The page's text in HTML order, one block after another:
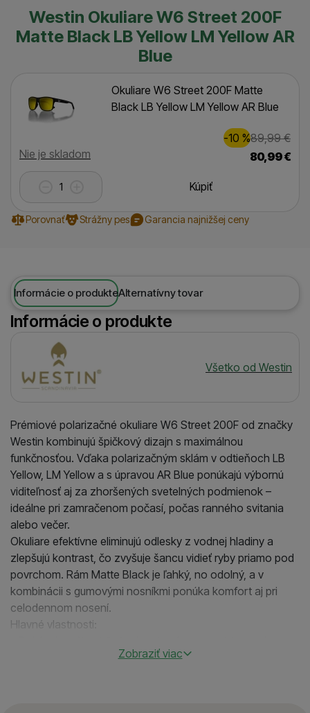
Westin Okuliare W6 Street 200F
Matte Black LB Yellow LM Yellow AR
Blue
Dostupnosť
Nie je skladom
Okuliare W6 Street 200F Matte
Black LB Yellow LM Yellow AR Blue
89,99€
Zľava
9,00€
(
-10 %
)
80,99€
Kúpiť
Porovnať Strážny pes Garancia najnižšej ceny
Informácie o produkteAlternatívny tovar
Informácie o produkte
Výrobca
Všetko od Westin
Prémiové polarizačné okuliare W6 Street 200F od značky
Westin kombinujú špičkový dizajn s maximálnou
funkčnosťou. Vďaka polarizačným sklám v odtieňoch LB
Yellow, LM Yellow a s úpravou AR Blue ponúkajú výbornú
viditeľnosť aj za zhoršených svetelných podmienok –
ideálne pri zamračenom počasí, počas ranného svitania
alebo večer.
Okuliare efektívne eliminujú odlesky z vodnej hladiny a
zlepšujú kontrast, čo zvyšuje šancu vidieť ryby priamo pod
povrchom. Rám Matte Black je ľahký, no odolný, a v
kombinácii s gumovými nosníkmi ponúka komfort aj pri
celodennom nosení.
Hlavné vlastnosti:
Zobraziť viac